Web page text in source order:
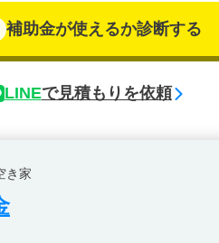
補助金が使えるか診断する
LINEで見積もりを依頼
き家